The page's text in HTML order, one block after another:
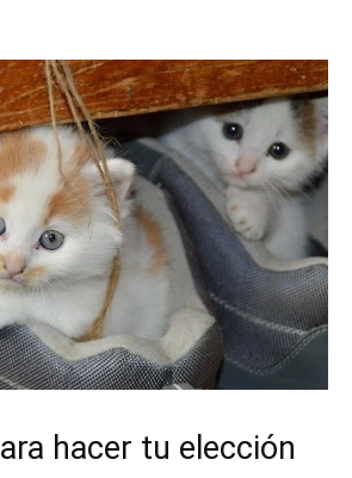
Razas
Gatos
hacer tu elección